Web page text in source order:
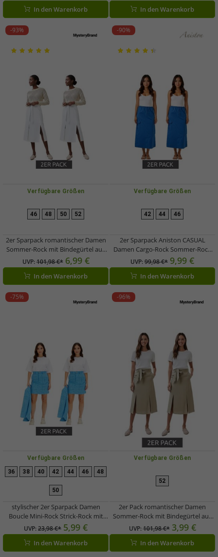
In den Warenkorb In den Warenkorb
-93%
Verfügbare Größen
46 48 50 52
2er Sparpack romantischer Damen
Sommer-Rock mit Bindegürtel aus
reinem Leinen Midi-Rock 905991
Weiß
UVP:101,98 €* 6,99 €
In den Warenkorb
-90%
Verfügbare Größen
42 44 46
2er Sparpack Aniston CASUAL
Damen Cargo-Rock Sommer-Rock
Midi-Länge Baumwoll-Rock mit
Gummizug 77100947 Blau
UVP:99,98 €* 9,99 €
In den Warenkorb
-75%
Verfügbare Größen
36 38 40 42 44 46 48
50
stylischer 2er Sparpack Damen
Boucle Mini-Rock Strick-Rock mit
Silber-Akzenten 960601 Brilliantblau
UVP:23,98 €* 5,99 €
In den Warenkorb
-96%
Verfügbare Größen
52
2er Pack romantischer Damen
Sommer-Rock mit Bindegürtel aus
reinem Leinen Midi-Rock 927542
Khaki
UVP:101,98 €* 3,99 €
In den Warenkorb